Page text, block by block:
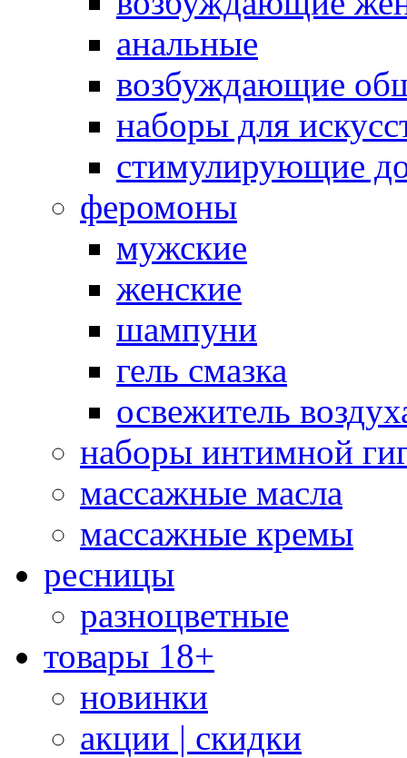
анальные
возбуждающие
наборы для
стимулирующие
феромоны
мужские
женские
шампуни
гель смазка
освежитель
наборы интимной
массажные масла
массажные кремы
ресницы
разноцветные
товары 18+
новинки
акции | скидки